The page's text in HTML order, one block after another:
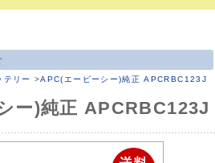
テリー >APC(エーピーシー)純正 APCRBC123J
ー)純正 APCRBC123J